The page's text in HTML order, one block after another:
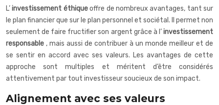
L’investissement éthiqueoffre de nombreux avantages, tant sur
le plan financier que sur le plan personnel et sociétal. Il permet non
seulement de faire fructifier son argent grâce à l’investissement
responsable , mais aussi de contribuer à un monde meilleur et de
se sentir en accord avec ses valeurs. Les avantages de cette
approche sont multiples et méritent d’être considérés
attentivement par tout investisseur soucieux de son impact.
Alignement avec ses valeurs